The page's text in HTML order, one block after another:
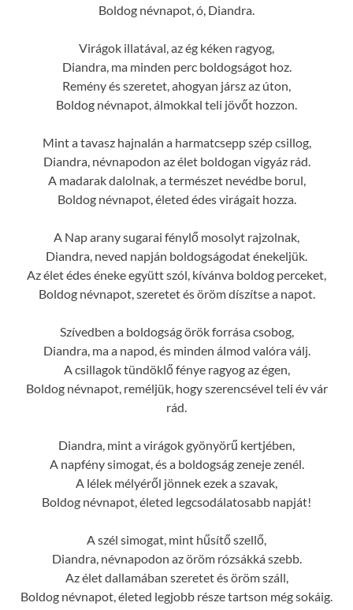
Boldog névnapot, ó, Diandra.
Virágok illatával, az ég kéken ragyog,
Diandra, ma minden perc boldogságot hoz.
Remény és szeretet, ahogyan jársz az úton,
Boldog névnapot, álmokkal teli jövőt hozzon.
Mint a tavasz hajnalán a harmatcsepp szép csillog,
Diandra, névnapodon az élet boldogan vigyáz rád.
A madarak dalolnak, a természet nevédbe borul,
Boldog névnapot, életed édes virágait hozza.
A Nap arany sugarai fénylő mosolyt rajzolnak,
Diandra, neved napján boldogságodat énekeljük.
Az élet édes éneke együtt szól, kívánva boldog perceket,
Boldog névnapot, szeretet és öröm díszítse a napot.
Szívedben a boldogság örök forrása csobog,
Diandra, ma a napod, és minden álmod valóra válj.
A csillagok tündöklő fénye ragyog az égen,
Boldog névnapot, reméljük, hogy szerencsével teli év vár
rád.
Diandra, mint a virágok gyönyörű kertjében,
A napfény simogat, és a boldogság zeneje zenél.
A lélek mélyéről jönnek ezek a szavak,
Boldog névnapot, életed legcsodálatosabb napját!
A szél simogat, mint hűsítő szellő,
Diandra, névnapodon az öröm rózsákká szebb.
Az élet dallamában szeretet és öröm száll,
Boldog névnapot, életed legjobb része tartson még sokáig.